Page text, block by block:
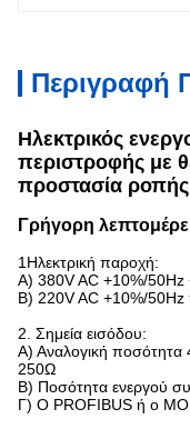
Περιγραφή
Ηλεκτρικός
περιστροφής με
προστασία ροπής
Γρήγορη
1Ηλεκτρική παροχή:
Α) 380V AC +10%/
Β) 220V AC +10%/50Hz
2. Σημεία εισόδου:
Α) Αναλογική ποσότητα
250Ω
Β) Ποσότητα ενεργού
Γ) Ο PROFIBUS ή ο